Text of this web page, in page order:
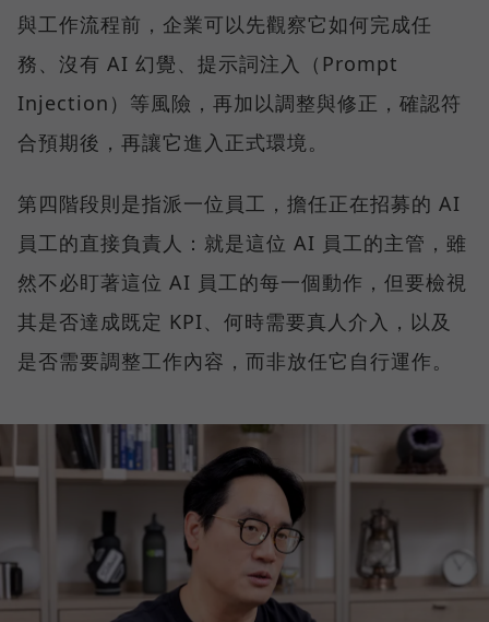
與工作流程前，企業可以先觀察它如何完成任
務、沒有 AI 幻覺、提示詞注入（Prompt
Injection）等風險，再加以調整與修正，確認符
合預期後，再讓它進入正式環境。
第四階段則是指派一位員工，擔任正在招募的 AI
員工的直接負責人：就是這位 AI 員工的主管，雖
然不必盯著這位 AI 員工的每一個動作，但要檢視
其是否達成既定 KPI、何時需要真人介入，以及
是否需要調整工作內容，而非放任它自行運作。